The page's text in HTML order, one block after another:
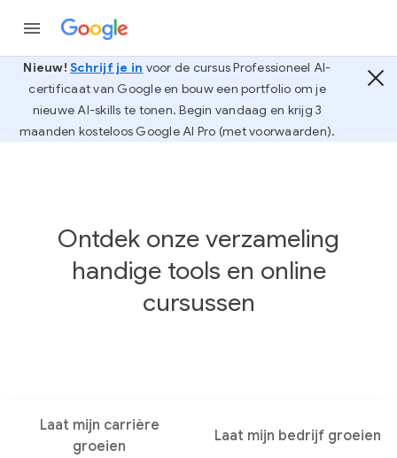
Nieuw! Schrijf je in voor de cursus Professioneel AI-
certificaat van Google en bouw een portfolio om je
nieuwe AI-skills te tonen. Begin vandaag en krijg 3
maanden kosteloos Google AI Pro (met voorwaarden).
Ontdek onze verzameling
handige tools en online
cursussen
Laat mijn carrière
groeien
Laat mijn bedrijf groeien